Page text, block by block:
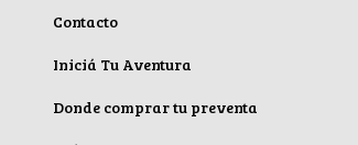
Contacto
Iniciá Tu Aventura
Donde comprar tu preventa